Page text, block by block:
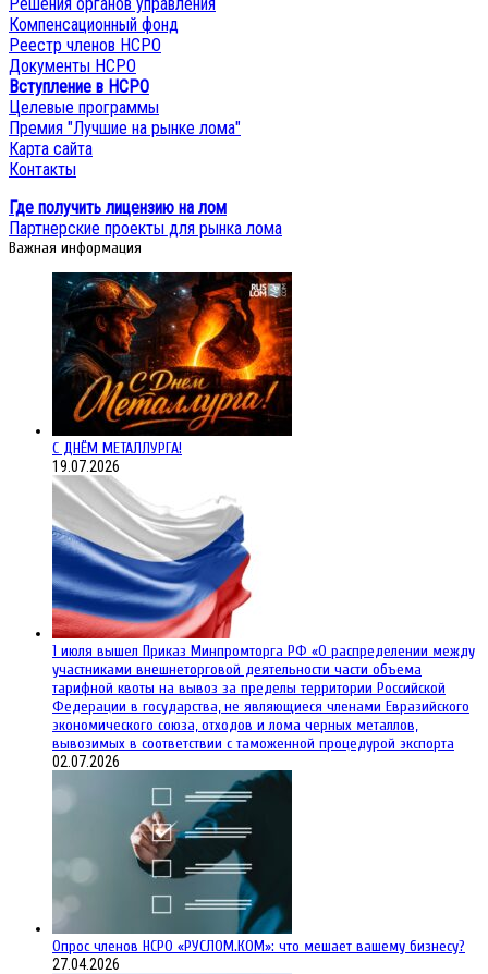
Компенсационный фонд
Реестр членов НСРО
Документы НСРО
Вступление в НСРО
Целевые программы
Премия "Лучшие на рынке лома"
Карта сайта
Контакты
Где получить лицензию на лом
Партнерские проекты для рынка лома
Важная информация
С ДНЁМ МЕТАЛЛУРГА!
19.07.2026
1 июля вышел Приказ Минпромторга РФ «О распределении между
участниками внешнеторговой деятельности части объема
тарифной квоты на вывоз за пределы территории Российской
Федерации в государства, не являющиеся членами Евразийского
экономического союза, отходов и лома черных металлов,
вывозимых в соответствии с таможенной процедурой экспорта
02.07.2026
Опрос членов НСРО «РУСЛОМ.КОМ»: что мешает вашему бизнесу?
27.04.2026